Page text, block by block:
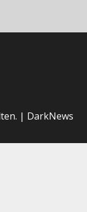
| DarkNews